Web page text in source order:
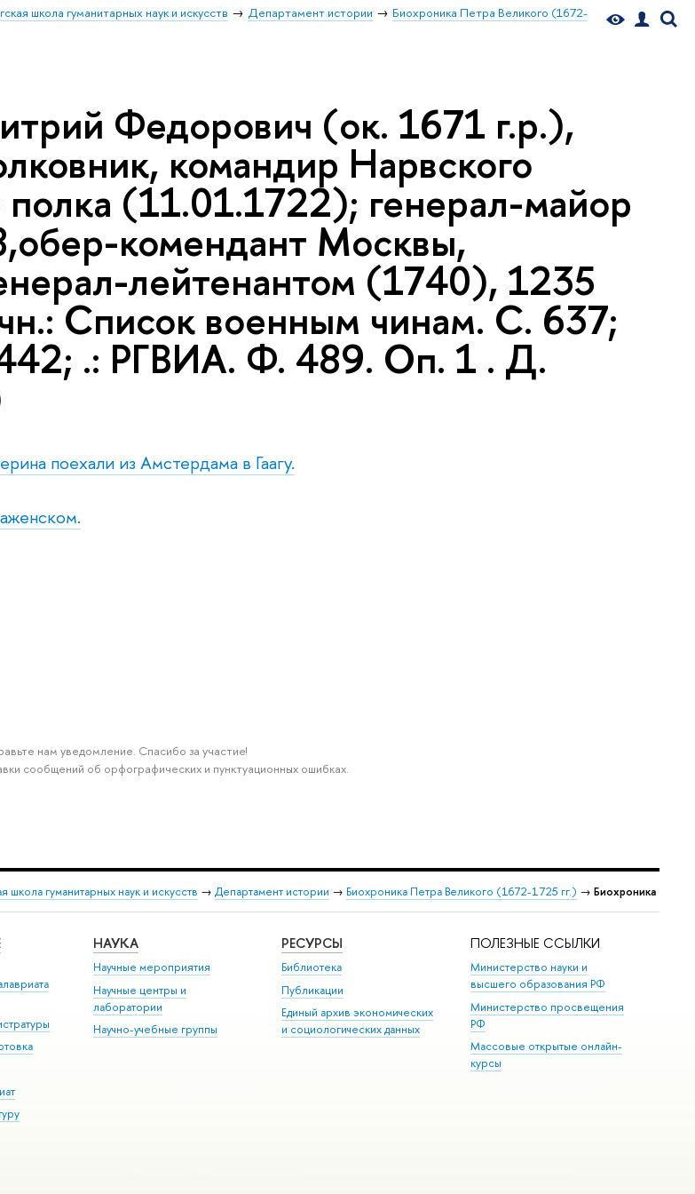
школа гуманитарных наук и искусств Департамент истории
Биохроника Петра Великого (1672-
Федорович (ок. 1671 г.р.),
командир Нарвского
полка (11.01.1722); генерал-майор
комендант Москвы,
лейтенантом (1740), 1235
Список военным чинам. С. 637;
.: РГВИА. Ф. 489. Оп. 1 . Д.
поехали из Амстердама в Гаагу.
нам уведомление. Спасибо за участие!
сообщений об орфографических и пунктуационных ошибках.
школа гуманитарных наук и искусств → Департамент истории → Биохроника Петра Великого (1672-1725 гг.) → Биохроника
НАУКА
Научные мероприятия
Научные центры и
лаборатории
Научно-учебные группы
РЕСУРСЫ
Библиотека
Публикации
Единый архив экономических
и социологических данных
ПОЛЕЗНЫЕ ССЫЛКИ
Министерство науки и
высшего образования РФ
Министерство просвещения
РФ
Массовые открытые онлайн-
курсы